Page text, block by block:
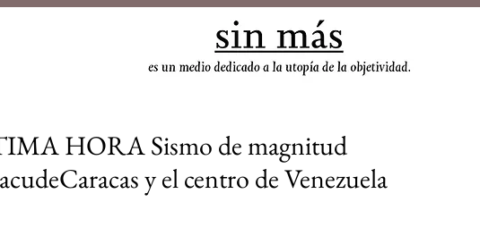
HORA Sismo de magnitud
y el centro de Venezuela